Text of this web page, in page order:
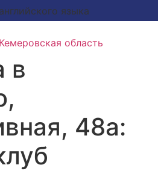
Кемеровская область
в
48а: